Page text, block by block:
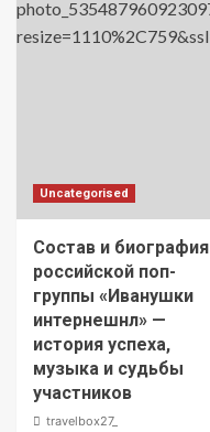
Uncategorised
Состав и биография
российской поп-
группы «Иванушки
интернешнл» —
история успеха,
музыка и судьбы
участников
travelbox27_